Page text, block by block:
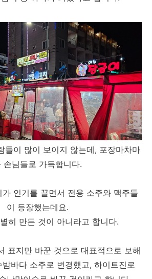
들이 많이 보이지 않는데, 포장마차마
손님들로 가득합니다.
가 인기를 끌면서 전용 소주와 맥주들
이 등장했는데요.
히 만든 것이 아니라고 합니다.
표지만 바꾼 것으로 대표적으로 보해
바다 소주로 변경했고, 하이트진로